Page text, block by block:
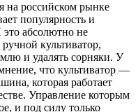
на российском рынке
популярность и
абсолютно не
культиватор,
и удалять сорняки. У
что культиватор —
которая работает
Управление которым
и под силу только